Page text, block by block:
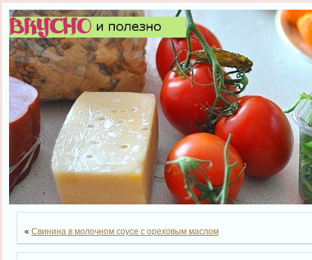
« Свинина в молочном соусе с ореховым маслом